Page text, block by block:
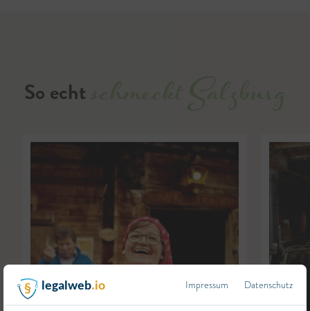
So echt
legalweb.io Impressum Datenschutz